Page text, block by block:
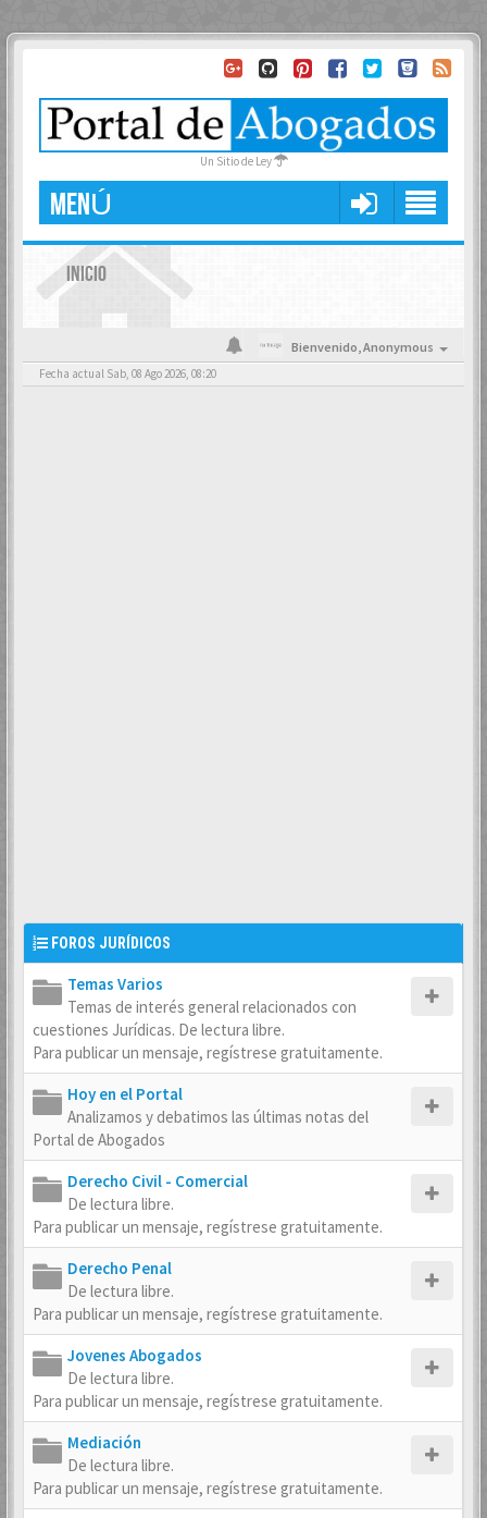
Un Sitio de Ley
MENÚ
INICIO
Bienvenido,Anonymous
Fecha actual Sab, 08 Ago 2026, 08:20
FOROS JURÍDICOS
Temas Varios
Temas de interés general relacionados con
cuestiones Jurídicas. De lectura libre.
Para publicar un mensaje, regístrese gratuitamente.
Hoy en el Portal
Analizamos y debatimos las últimas notas del
Portal de Abogados
Derecho Civil - Comercial
De lectura libre.
Para publicar un mensaje, regístrese gratuitamente.
Derecho Penal
De lectura libre.
Para publicar un mensaje, regístrese gratuitamente.
Jovenes Abogados
De lectura libre.
Para publicar un mensaje, regístrese gratuitamente.
Mediación
De lectura libre.
Para publicar un mensaje, regístrese gratuitamente.